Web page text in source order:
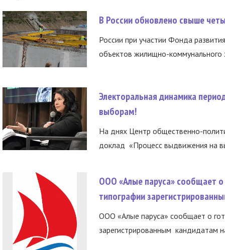
В России обновлено свыше
России при участии Фонда
объектов жилищно-коммунального
Электоральная динамика
выборам!
На днях Центр общественно-
доклад «Процесс выдвижения на
ООО «Алые паруса» сообщает о
типографии
ООО «Алые паруса» сообщает о
зарегистрированным кандидатам